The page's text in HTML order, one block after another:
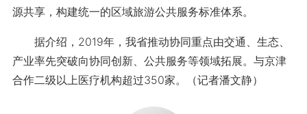
源共享，构建统一的区域旅游公共服务标准体系。
据介绍，2019年，我省推动协同重点由交通、生态、
产业率先突破向协同创新、公共服务等领域拓展。与京津
合作二级以上医疗机构超过350家。（记者潘文静）